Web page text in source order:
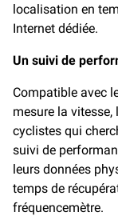
localisation en
Internet dédiée.
Un suivi de
Compatible avec
mesure la
cyclistes qui
suivi de
leurs données
temps de
fréquencemètre.